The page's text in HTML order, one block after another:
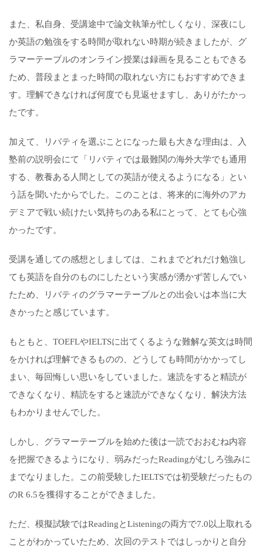
また、私自身、受講途中で論文執筆が忙しくなり、深夜にし
か英語の勉強をする時間が取れない時期が続きましたが、グ
ラマーテーブルのオンライン授業は録画を見ることもできる
ため、普段まとまった時間の取れない方にもおすすめできま
す。理解できなければ何度でも見返せますし、ありがたかっ
たです。
加えて、リバティを選ぶことになった最も大きな理由は、入
塾前の説明会にて「リバティでは最難関の海外大学でも通用
する、教養ある人間としての英語が使えるようになる」とい
う話を聞いたからでした。このことは、将来的に海外のアカ
デミアで戦い続けたい気持ちのある私にとって、とても心強
かったです。
受講を通しての感想としましては、これまでどれだけ勉強し
ても英語を自分のものにしたという実感が湧かず苦しんでい
たため、リバティのグラマーテーブルとの出会いは本当に大
きかったと感じています。
もともと、TOEFLやIELTSに出てくるような難解な英文は時間
をかければ理解できるものの、どうしても時間がかかってし
まい、毎回悔しい思いをしていました。速読をすると精読が
できなくなり、精読をすると速読ができなくなり、解決方法
もわかりませんでした。
しかし、グラマーテーブルを始めた後は一読でおおむね内容
を把握できるようになり、弱みだったReadingがむしろ強みに
までなりました。この前受験したIELTSでは初受験だったもの
のR 6.5を獲得することができました。
ただ、模擬試験ではReadingとListeningの両方で7.0以上取れる
ことがわかっていたため、次回のテストではしっかりと自分